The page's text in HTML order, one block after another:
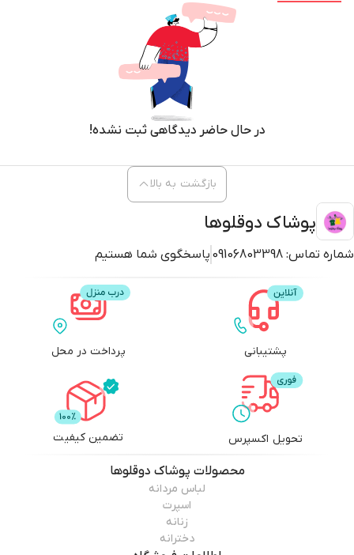
❌رنگ مشکی جلوش دو تیکه هست❌
❌رنگ مشکی جلوش دو تیکه هست❌
در حال حاضر دیدگاهی ثبت نشده!
پوشاک دوقلوها
شماره تماس: 09106803398 پاسخگوی شما هستیم
بازگشت به بالا
پشتیبانی پرداخت در محل
تحویل اکسپرس تضمین کیفیت
محصولات پوشاک دوقلوها
لباس مردانه
اسپرت
زنانه
دخترانه